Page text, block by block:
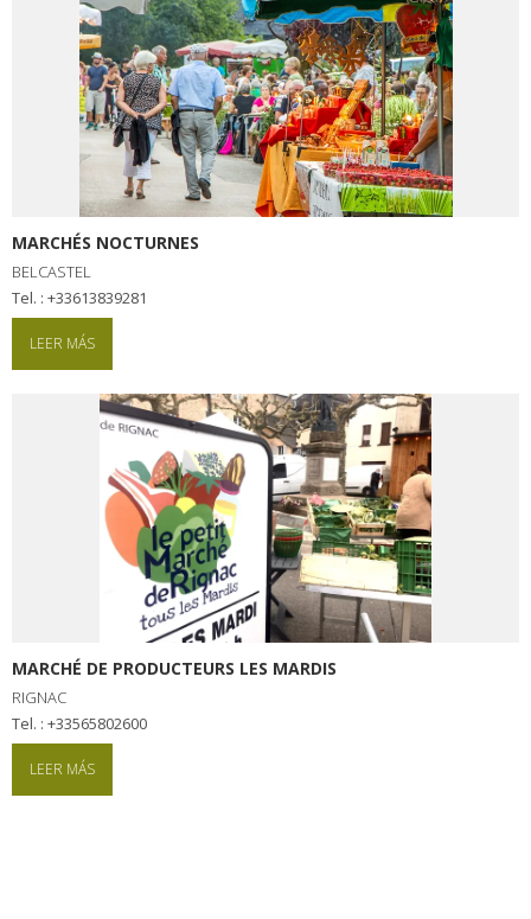
MARCHÉS NOCTURNES
BELCASTEL
tel. : +33613839281
LEER MÁS
MARCHÉ DE PRODUCTEURS LES MARDIS
RIGNAC
tel. : +33565802600
LEER MÁS